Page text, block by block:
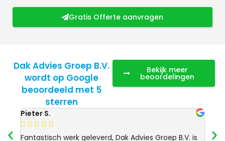
Gratis Offerte aanvragen
Dak Advies Groep B.V.
wordt op Google
beoordeeld met 5
sterren
Bekijk meer
beoordelingen
Pieter S.
    
Fantastisch werk geleverd, Dak Advies Groep B.V. is